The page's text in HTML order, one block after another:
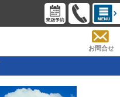
お問合せ